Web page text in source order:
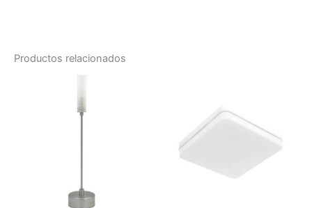
Productos relacionados